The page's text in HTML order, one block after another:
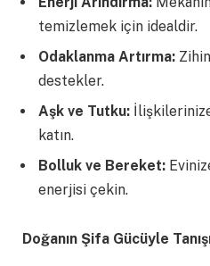
temizlemek için idealdir.
Odaklanma Artırma:
destekler.
Aşk ve Tutku:
katın.
Bolluk ve Bereket:
enerjisi çekin.
Doğanın Şifa Gücüyle